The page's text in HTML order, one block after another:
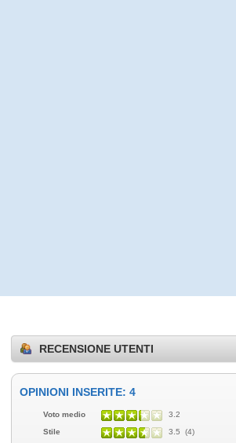
RECENSIONE UTENTI
OPINIONI INSERITE: 4
Voto medio
3.2
Stile
3.5 (4)